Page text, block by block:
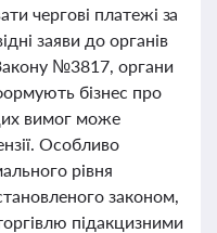
чергові платежі за
заяви до органів
№3817, органи
бізнес про
вимог може
Особливо
рівня
законом,
підакцизними